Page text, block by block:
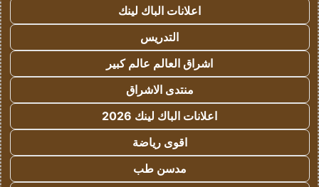
اعلانات الباك لينك
التدريس
اشراق العالم عالم كبير
منتدى الاشراق
اعلانات الباك لينك 2026
اقوى رياضة
مدسن طب